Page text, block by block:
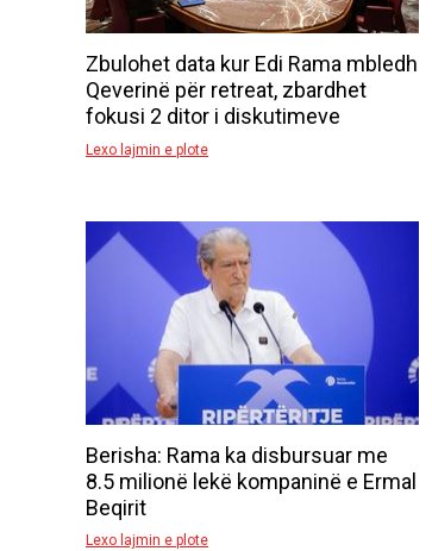
Zbulohet data kur Edi Rama mbledh
Qeverinë për retreat, zbardhet
fokusi 2 ditor i diskutimeve
Lexo lajmin e plote
Berisha: Rama ka disbursuar me
8.5 milionë lekë kompaninë e Ermal
Beqirit
Lexo lajmin e plote